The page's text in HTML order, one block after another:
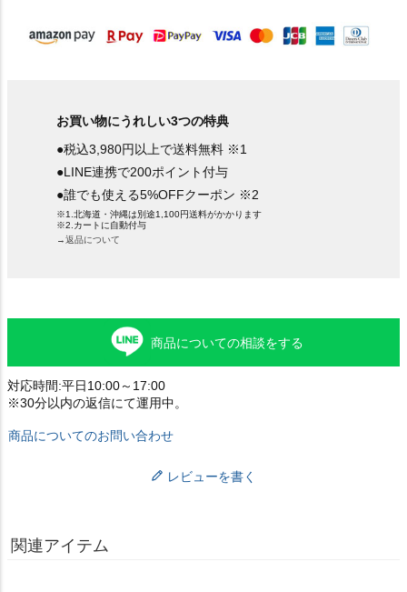
お買い物にうれしい3つの特典
●税込3,980円以上で送料無料 ※1
●LINE連携で200ポイント付与
●誰でも使える5%OFFクーポン ※2
※1.北海道・沖縄は別途1,100円送料がかかります
※2.カートに自動付与
→返品について
商品についての相談をする
対応時間:平日10:00～17:00
※30分以内の返信にて運用中。
商品についてのお問い合わせ
レビューを書く
関連アイテム